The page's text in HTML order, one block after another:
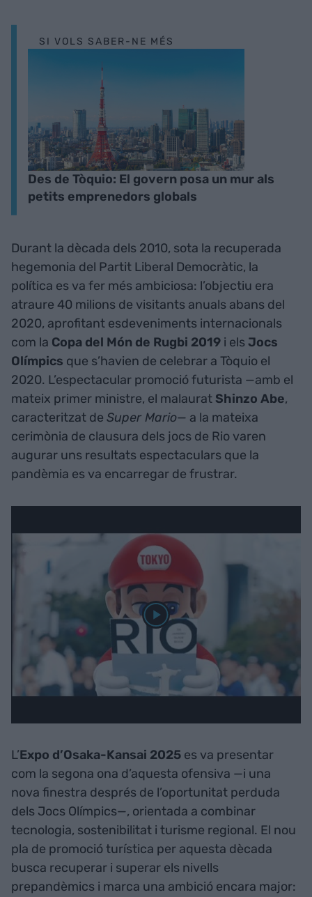
SI VOLS SABER-NE MÉS
Des de Tòquio: El govern posa un mur als
petits emprenedors globals
Durant la dècada dels 2010, sota la recuperada
hegemonia del Partit Liberal Democràtic, la
política es va fer més ambiciosa: l’objectiu era
atraure 40 milions de visitants anuals abans del
2020, aprofitant esdeveniments internacionals
com la Copa del Món de Rugbi 2019 i elsJocs
Olímpics que s’havien de celebrar a Tòquio el
2020. L’espectacular promoció futurista —amb el
mateix primer ministre, el malaurat Shinzo Abe,
caracteritzat de Super Mario— a la mateixa
cerimònia de clausura dels jocs de Rio varen
augurar uns resultats espectaculars que la
pandèmia es va encarregar de frustrar.
L’Expo d’Osaka-Kansai 2025 es va presentar
com la segona ona d’aquesta ofensiva —i una
nova finestra després de l’oportunitat perduda
dels Jocs Olímpics—, orientada a combinar
tecnologia, sostenibilitat i turisme regional. El nou
pla de promoció turística per aquesta dècada
busca recuperar i superar els nivells
prepandèmics i marca una ambició encara major: